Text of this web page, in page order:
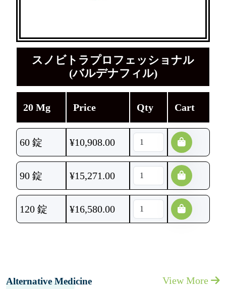
スノビトラプロフェッショナル
(バルデナフィル)
20 Mg Price Qty Cart
60 錠 ¥10,908.00
90 錠 ¥15,271.00
120 錠 ¥16,580.00
Alternative Medicine View More